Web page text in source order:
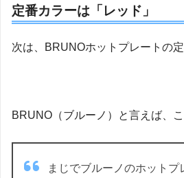
定番カラーは「レッド」
次は、BRUNOホットプレートの定
BRUNO（ブルーノ）と言えば、
まじでブルーノのホットプ